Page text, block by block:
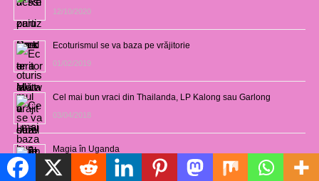
12/10/2020
Ecoturismul se va baza pe vrăjitorie
01/02/2019
Cel mai bun vraci din Thailanda, LP Kalong sau Garlong
03/04/2018
Magia în Uganda
28/02/2017 Politică de cookie-uri